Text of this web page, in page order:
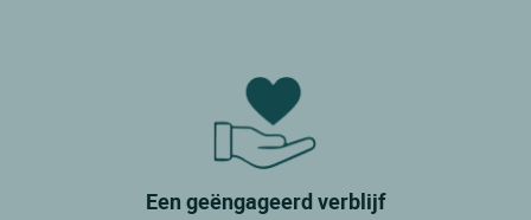
Een geëngageerd verblijf